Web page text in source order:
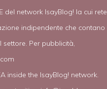
del network IsayBlog! la cui rete
indipendente che contano
Per pubblicità,
inside the IsayBlog! network.